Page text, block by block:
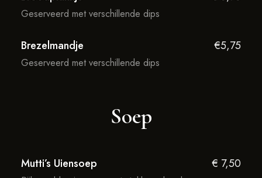
Geserveerd met verschillende dips
Brezelmandje €5,75
Geserveerd met verschillende dips
Soep
Mutti’s Uiensoep € 7,50